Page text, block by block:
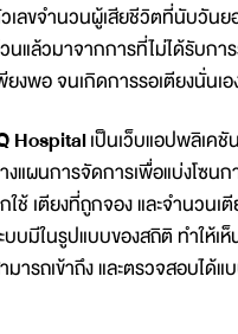
เลขจำนวนผู้เสียชีวิตที่นับวันย
นแล้วมาจากการที่ไม่ได้รับกา
ยงพอ จนเกิดการรอเตียงนั่นเอ
Hospitalเป็นเว็บแอปพลิเค
งแผนการจัดการเพื่อแบ่งโซน
ใช้ เตียงที่ถูกจอง และจำนวนเ
บบมีในรูปแบบของสถิติ ทำให้เ
มารถเข้าถึง และตรวจสอบได้แ